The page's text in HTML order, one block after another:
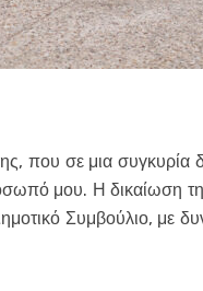
που σε μια συγκυρία
μου. Η δικαίωση
Συμβούλιο, με